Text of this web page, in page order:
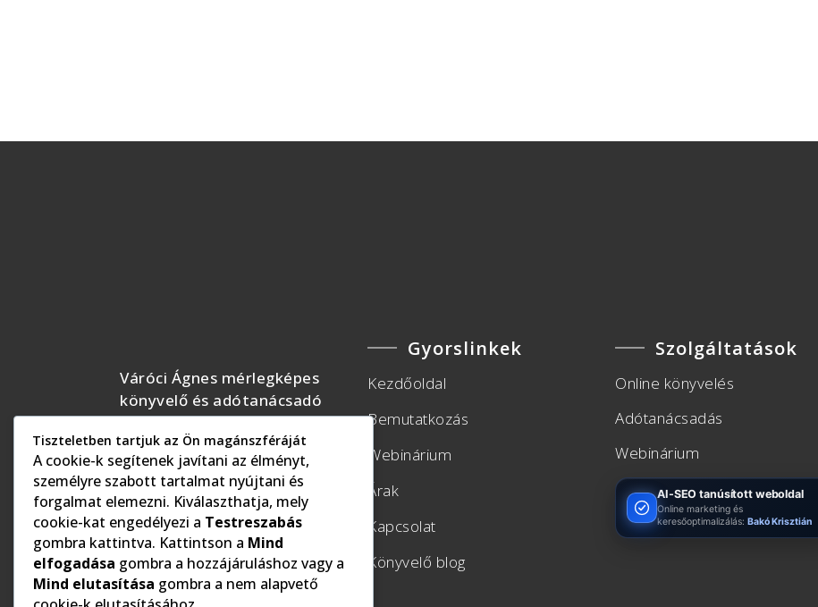
Váróci Ágnes mérlegképes
könyvelő és adótanácsadó
Gyorslinkek
Kezdőoldal
Bemutatkozás
Webinárium
Árak
Kapcsolat
Könyvelő blog
Szolgáltatások
Online könyvelés
Adótanácsadás
Webinárium
AI-SEO tanúsított weboldal
Online marketing és
keresőoptimalizálás:Bakó Krisztián
Tiszteletben tartjuk az Ön magánszféráját
A cookie-k segítenek javítani az élményt,
személyre szabott tartalmat nyújtani és
forgalmat elemezni. Kiválaszthatja, mely
cookie-kat engedélyezi a Testreszabás
gombra kattintva. Kattintson a Mind
elfogadása gombra a hozzájáruláshoz vagy a
Mind elutasítása gombra a nem alapvető